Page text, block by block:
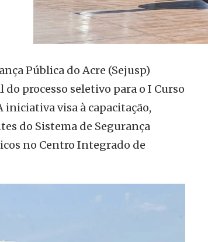
Pública do Acre (Sejusp)
processo seletivo para o I Curso
iniciativa visa à capacitação,
do Sistema de Segurança
no Centro Integrado de